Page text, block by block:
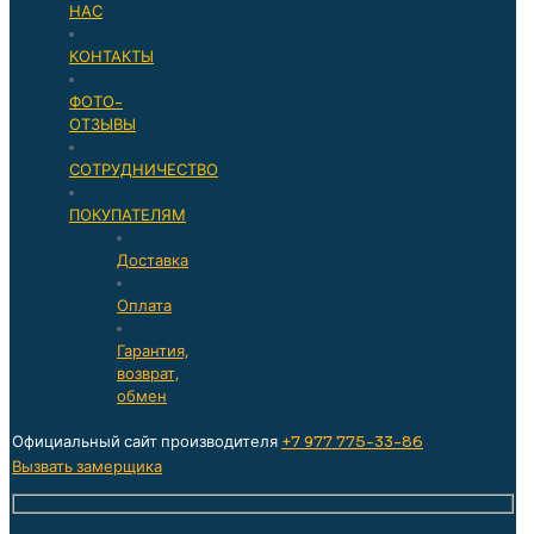
НАС
КОНТАКТЫ
ФОТО-
ОТЗЫВЫ
СОТРУДНИЧЕСТВО
ПОКУПАТЕЛЯМ
Доставка
Оплата
Гарантия,
возврат,
обмен
Официальный сайт производителя +7 977 775-33-86
Вызвать замерщика